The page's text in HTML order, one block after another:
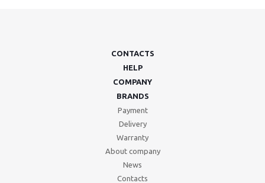
CONTACTS
HELP
COMPANY
BRANDS
Payment
Delivery
Warranty
About company
News
Contacts